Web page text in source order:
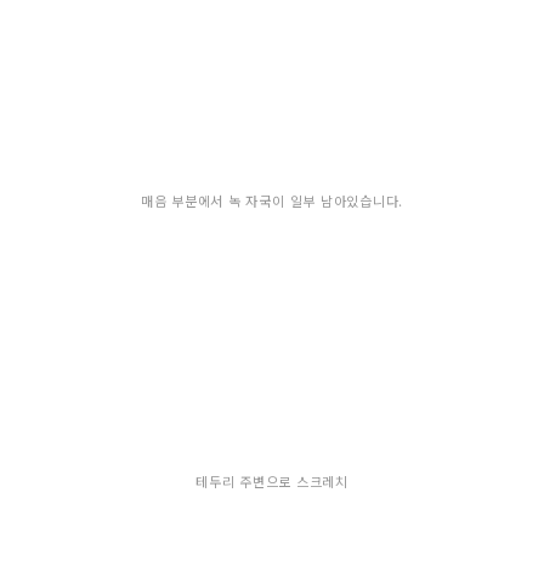
매음 부분에서 녹 자국이 일부 남아있습니다.
테두리 주변으로 스크레치